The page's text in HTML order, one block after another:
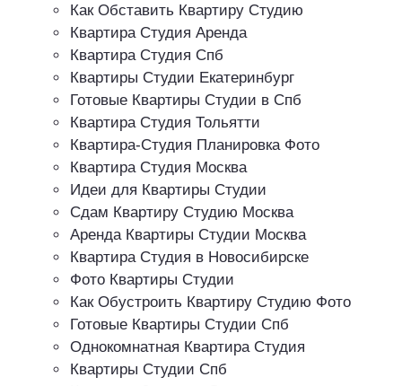
Как Обставить Квартиру Студию
Квартира Студия Аренда
Квартира Студия Спб
Квартиры Студии Екатеринбург
Готовые Квартиры Студии в Спб
Квартира Студия Тольятти
Квартира-Студия Планировка Фото
Квартира Студия Москва
Идеи для Квартиры Студии
Сдам Квартиру Студию Москва
Аренда Квартиры Студии Москва
Квартира Студия в Новосибирске
Фото Квартиры Студии
Как Обустроить Квартиру Студию Фото
Готовые Квартиры Студии Спб
Однокомнатная Квартира Студия
Квартиры Студии Спб